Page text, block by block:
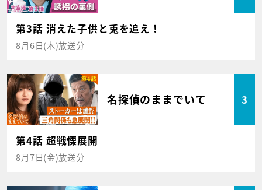
第3話 消えた子供と兎を追え！
8月6日(木)放送分
名探偵のままでいて 3
第4話 超戦慄展開
8月7日(金)放送分